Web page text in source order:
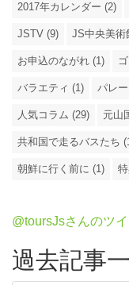
2017年カレンダー (2)
JSTV (9) JS中央美術
お申込のながれ (1)
バラエティ (1) パレ
人気コラム (29) 元山
共和国で走るバスたち
朝鮮に行く前に (1)
@toursJsさんのツイ
過去記事